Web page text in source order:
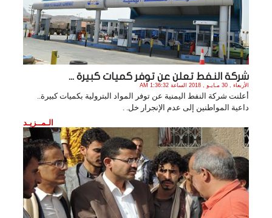
شركة النفط تعلن عن توفر كميات كبيرة ...
الأربعاء , 30 مـايـو , 2018 الساعة 1:36:32 AM
أعلنت شركة النفط اليمنية عن توفر المواد البترولية بكميات كبيرة..
داعية المواطنين إلى عدم الإنجرار خل. .
الـمــزيـد